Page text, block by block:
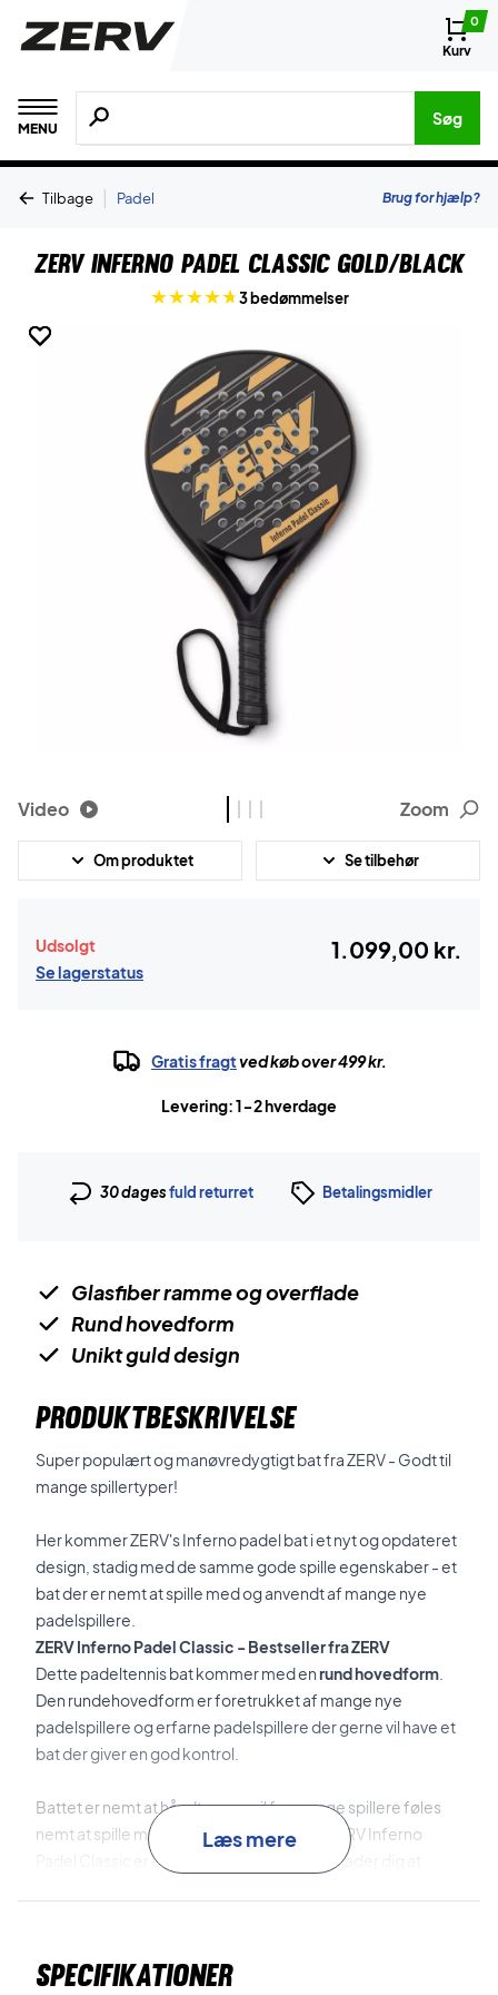
0
Kurv
MENU
Søg efter produkter, mærker etc.
Søg
Tilbage | Padel Brug for hjælp?
ZERV Inferno Padel Classic Gold/Black
3 bedømmelser
Video Zoom
Om produktet Se tilbehør
Udsolgt
Se lagerstatus
1.099,00 kr.
Gratis fragtved køb over 499 kr.
Levering: 1-2 hverdage
30 dagesfuld returret Betalingsmidler
Glasfiber ramme og overflade
Rund hovedform
Unikt guld design
PRODUKTBESKRIVELSE
Super populært og manøvredygtigt bat fra ZERV - Godt til
mange spillertyper!
Her kommer ZERV's Inferno padel bat i et nyt og opdateret
design, stadig med de samme gode spille egenskaber - et
bat der er nemt at spille med og anvendt af mange nye
padelspillere.
ZERV Inferno Padel Classic - Bestseller fra ZERV
Dette padeltennis bat kommer med enrund hovedform
Den rundehovedform er foretrukket af mange nye
padelspillere og erfarne padelspillere der gerne vil have et
bat der giver en god kontrol.
Battet er nemt at håndtere og vil for mange spillere føles
nemt at spille med, dette skyldes at der i ZERV Inferno
Padel Classic er et stort
, som tillader dig at
For enden af padel battet er der en snor, som du kan tage
Læs mere
Specifikationer